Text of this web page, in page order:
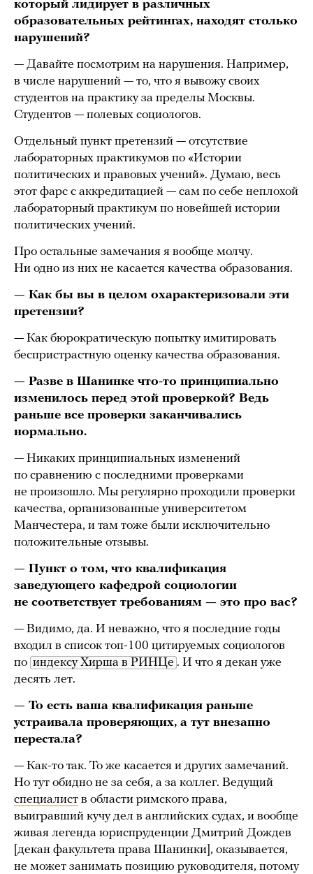
который лидирует в различных
образовательных рейтингах, находят столько
нарушений?
— Давайте посмотрим на нарушения. Например,
в числе нарушений — то, что я вывожу своих
студентов на практику за пределы Москвы.
Студентов — полевых социологов.
Отдельный пункт претензий — отсутствие
лабораторных практикумов по «Истории
политических и правовых учений». Думаю, весь
этот фарс с аккредитацией — сам по себе неплохой
лабораторный практикум по новейшей истории
политических учений.
Про остальные замечания я вообще молчу.
Ни одно из них не касается качества образования.
— Как бы вы в целом охарактеризовали эти
претензии?
— Как бюрократическую попытку имитировать
беспристрастную оценку качества образования.
— Разве в Шанинке что-то принципиально
изменилось перед этой проверкой? Ведь
раньше все проверки заканчивались
нормально.
— Никаких принципиальных изменений
по сравнению с последними проверками
не произошло. Мы регулярно проходили проверки
качества, организованные университетом
Манчестера, и там тоже были исключительно
положительные отзывы.
— Пункт о том, что квалификация
заведующего кафедрой социологии
не соответствует требованиям — это про вас?
— Видимо, да. И неважно, что я последние годы
входил в список топ-100 цитируемых социологов
по индексу Хирша в РИНЦе . И что я декан уже
десять лет.
— То есть ваша квалификация раньше
устраивала проверяющих, а тут внезапно
перестала?
— Как-то так. То же касается и других замечаний.
Но тут обидно не за себя, а за коллег. Ведущий
специалист в области римского права,
выигравший кучу дел в английских судах, и вообще
живая легенда юриспруденции Дмитрий Дождев
[декан факультета права Шанинки], оказывается,
не может занимать позицию руководителя, потому